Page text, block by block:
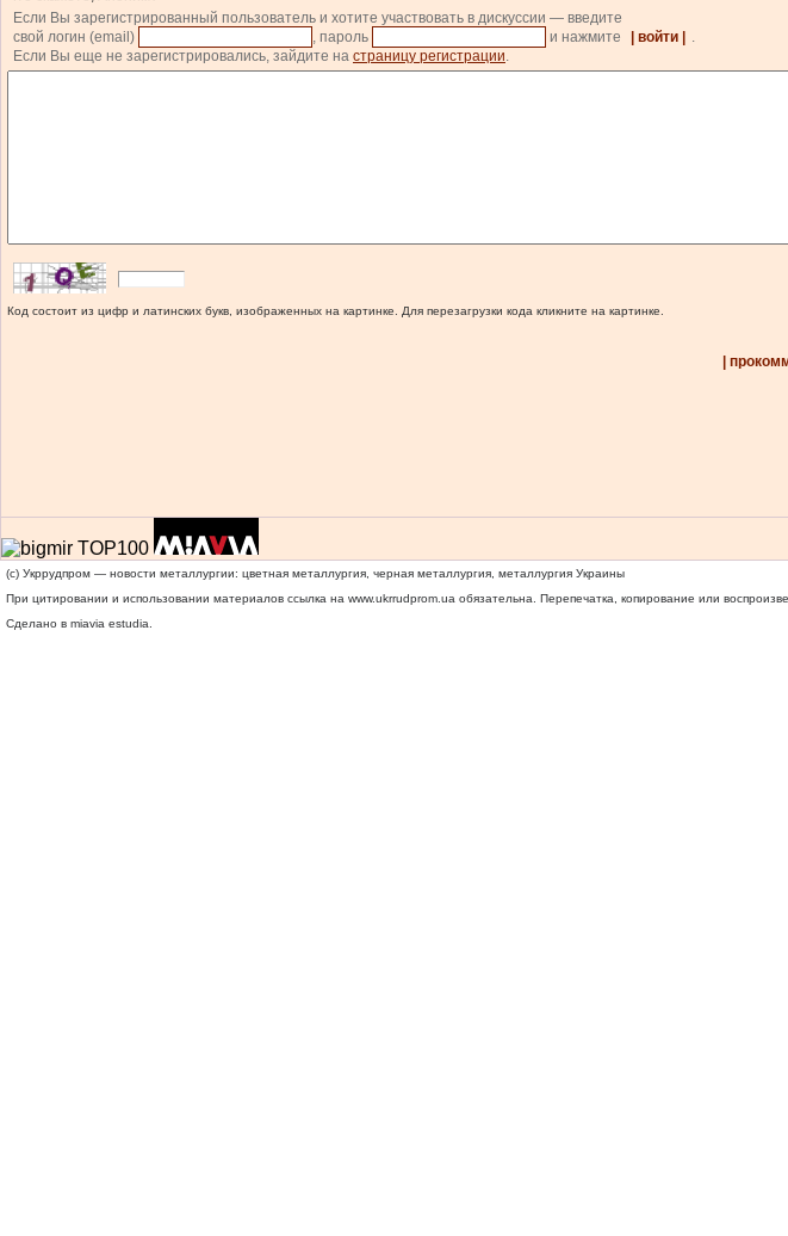
Если Вы зарегистрированный пользователь и хотите участвовать в дискуссии — введите
свой логин (email)
, пароль и нажмите | войти |
.
Если Вы еще не зарегистрировались, зайдите на страницу регистрации.
Код состоит из цифр и латинских букв, изображенных на картинке. Для перезагрузки кода кликните на картинке.
|
(c) Укррудпром — новости металлургии: цветная металлургия, черная металлургия, металлургия Украины
При цитировании и использовании материалов ссылка на www.ukrrudprom.ua обязательна. Перепечатка, копирование или
Сделано в miavia estudia.